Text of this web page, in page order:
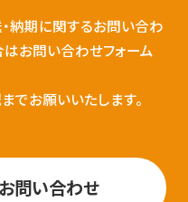
納期に関するお問い合わ
お問い合わせフォーム
でお願いいたします。
問い合わせ